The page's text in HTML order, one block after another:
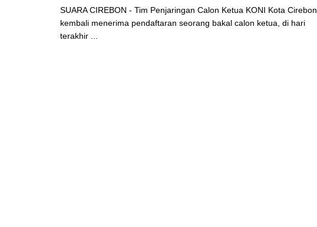
SUARA CIREBON - Tim Penjaringan Calon Ketua KONI Kota Cirebon
kembali menerima pendaftaran seorang bakal calon ketua, di hari
terakhir ...